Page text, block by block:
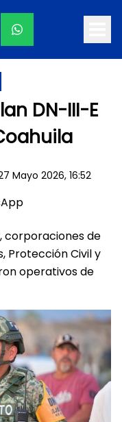
DN-III-E
Mayo 2026, 16:52
corporaciones de
Protección Civil y
operativos de